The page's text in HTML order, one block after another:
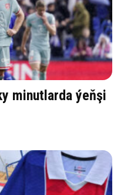
minutlarda ýeňşi